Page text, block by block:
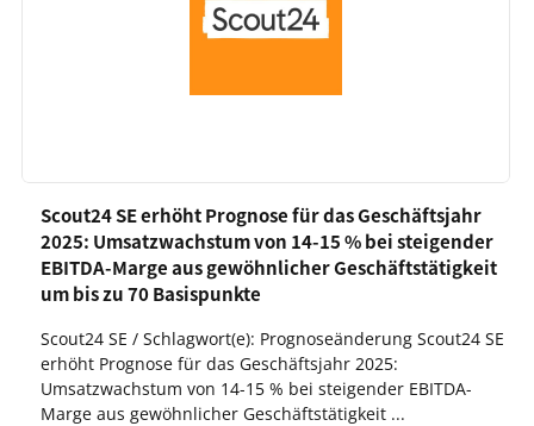
Scout24 SE erhöht Prognose für das Geschäftsjahr
2025: Umsatzwachstum von 14-15 % bei steigender
EBITDA-Marge aus gewöhnlicher Geschäftstätigkeit
um bis zu 70 Basispunkte
Scout24 SE / Schlagwort(e): Prognoseänderung Scout24 SE
erhöht Prognose für das Geschäftsjahr 2025:
Umsatzwachstum von 14-15 % bei steigender EBITDA-
Marge aus gewöhnlicher Geschäftstätigkeit ...